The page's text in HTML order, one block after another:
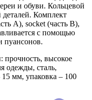
и обуви. Кольцевой
деталей. Комплект
А), socket (часть В),
с помощью
пуансонов.
прочность, высокое
одежды, сталь,
мм, упаковка – 100